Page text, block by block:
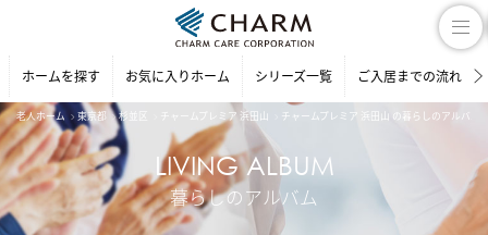
ホームを探す お気に入りホーム シリーズ一覧 ご入居までの流れ
老人ホーム 東京都 杉並区 チャームプレミア 浜田山 チャームプレミア 浜田山 の暮らしのアルバム
LIVING ALBUM
暮らしのアルバム